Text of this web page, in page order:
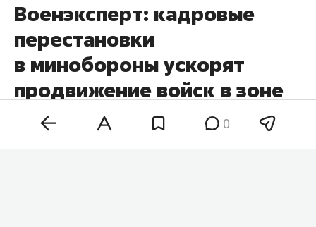
Военэксперт: кадровые
перестановки
в минобороны ускорят
продвижение войск в зоне
СВО
0